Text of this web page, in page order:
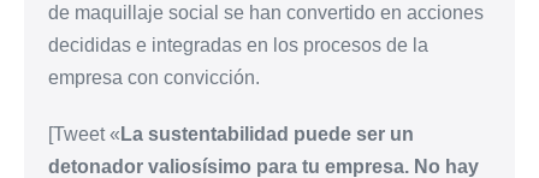
de maquillaje social se han convertido en acciones
decididas e integradas en los procesos de la
empresa con convicción.
[Tweet « La sustentabilidad puede ser un
detonador valiosísimo para tu empresa. No hay